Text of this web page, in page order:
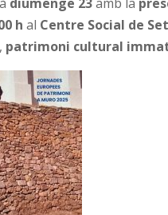
h al Centre Social de
, patrimoni cultural